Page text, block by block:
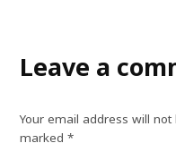
Leave a
Your email address will not
marked*